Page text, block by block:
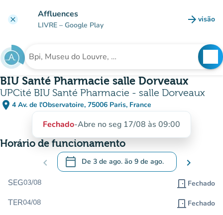
clear Affluences
LIVRE – Google Play arrow_forward visão
(novo
Procura uma instituição
BIU Santé Pharmacie salle Dorveaux
UPCité BIU Santé Pharmacie - salle Dorveaux
place 4 Av. de l'Observatoire, 75006 Paris, France
(abrir no Google Maps)
(novo separador)
Fechado-Abre no seg 17/08 às 09:00
Horário de funcionamento
chevron_left calendar_today De 3 de ago. ão 9 de ago.
.Abra o calendário para alterar as datas
chevron_right
SEG03/08 door_front Fechado
TER04/08 door_front Fechado